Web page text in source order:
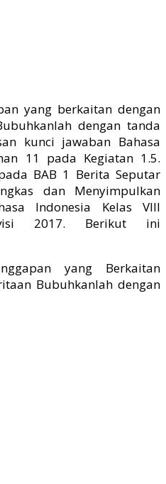
yang berkaitan dengan
dengan tanda
kunci jawaban Bahasa
11 pada Kegiatan 1.5.
BAB 1 Berita Seputar
dan Menyimpulkan
Indonesia Kelas VIII
2017. Berikut ini